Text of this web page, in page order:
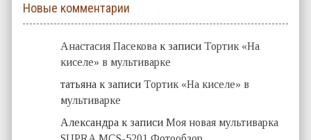
Новые комментарии
Анастасия Пасекова к записиТортик «На
киселе» в мультиварке
татьяна к записиТортик «На киселе» в
мультиварке
Александра к записиМоя новая мультиварка